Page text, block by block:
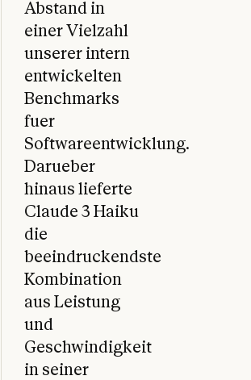
Abstand in
einer Vielzahl
unserer intern
entwickelten
Benchmarks
fuer
Softwareentwicklung.
Darueber
hinaus lieferte
Claude 3 Haiku
die
beeindruckendste
Kombination
aus Leistung
und
Geschwindigkeit
in seiner